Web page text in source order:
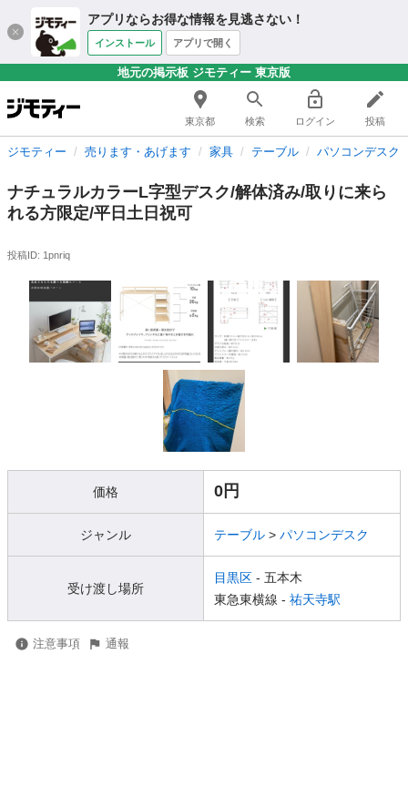
アプリならお得な情報を見逃さない！
インストール アプリで開く
地元の掲示板 ジモティー 東京版
東京都 検索 ログイン 投稿
ジモティー 売ります・あげます 家具 テーブル パソコンデスク
ナチュラルカラーL字型デスク/解体済み/取りに来ら
れる方限定/平日土日祝可
投稿ID: 1pnriq
価格 0円
ジャンル テーブル > パソコンデスク
受け渡し場所
目黒区 - 五本木
東急東横線 - 祐天寺駅
注意事項 通報